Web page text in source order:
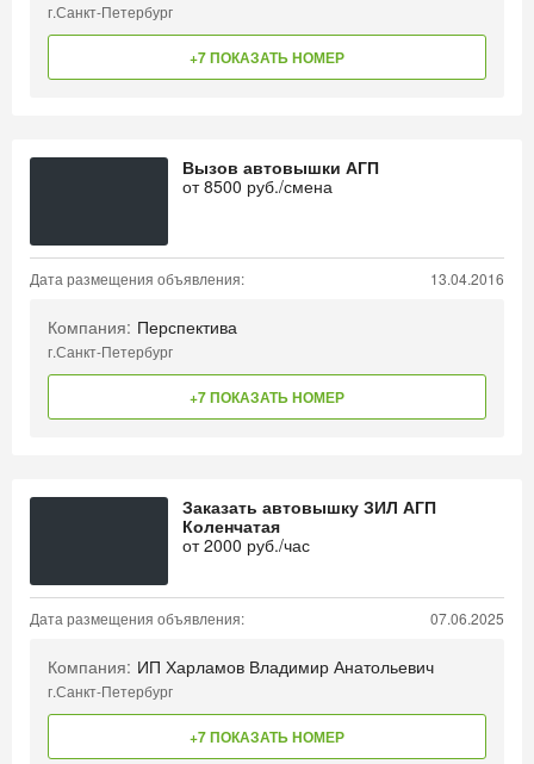
г.Санкт-Петербург
+7 ПОКАЗАТЬ НОМЕР
Вызов автовышки АГП
от8500 руб./смена
Дата размещения объявления: 13.04.2016
Компания: Перспектива
г.Санкт-Петербург
+7 ПОКАЗАТЬ НОМЕР
Заказать автовышку ЗИЛ АГП
Коленчатая
от2000 руб./час
Дата размещения объявления: 07.06.2025
Компания: ИП Харламов Владимир Анатольевич
г.Санкт-Петербург
+7 ПОКАЗАТЬ НОМЕР